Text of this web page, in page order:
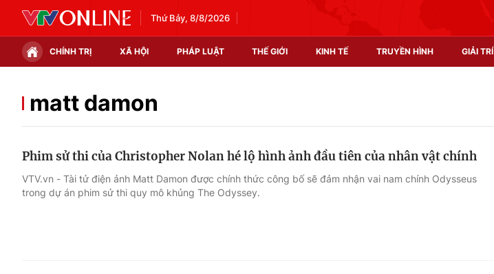
Thứ Bảy, 8/8/2026
CHÍNH TRỊ XÃ HỘI PHÁP LUẬT THẾ GIỚI KINH TẾ TRUYỀN HÌNH GIẢI TRÍ
Thế giới đó đây
Thị trường
matt damon
Phim sử thi của Christopher Nolan hé lộ hình ảnh đầu tiên của nhân vật chính
VTV.vn - Tài tử điện ảnh Matt Damon được chính thức công bố sẽ đảm nhận vai nam chính Odysseus
trong dự án phim sử thi quy mô khủng The Odyssey.